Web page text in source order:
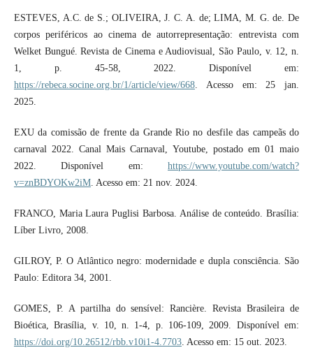
ESTEVES, A.C. de S.; OLIVEIRA, J. C. A. de; LIMA, M. G. de. De
corpos periféricos ao cinema de autorrepresentação: entrevista com
Welket Bungué. Revista de Cinema e Audiovisual, São Paulo, v. 12, n.
1, p. 45-58, 2022. Disponível em:
https://rebeca.socine.org.br/1/article/view/668. Acesso em: 25 jan.
2025.
EXU da comissão de frente da Grande Rio no desfile das campeãs do
carnaval 2022. Canal Mais Carnaval, Youtube, postado em 01 maio
2022. Disponível em:https://www.youtube.com/watch?
v=znBDYOKw2iM. Acesso em: 21 nov. 2024.
FRANCO, Maria Laura Puglisi Barbosa. Análise de conteúdo. Brasília:
Líber Livro, 2008.
GILROY, P. O Atlântico negro: modernidade e dupla consciência. São
Paulo: Editora 34, 2001.
GOMES, P. A partilha do sensível: Rancière. Revista Brasileira de
Bioética, Brasília, v. 10, n. 1-4, p. 106-109, 2009. Disponível em:
https://doi.org/10.26512/rbb.v10i1-4.7703. Acesso em: 15 out. 2023.